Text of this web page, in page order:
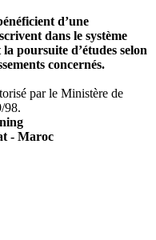
d’une
dans le système
poursuite d’études selon
concernés.
par le Ministère de
98.
- Maroc